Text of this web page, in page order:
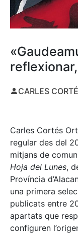
CARLES
Carles Cortés
regular des del
mitjans de
Hoja del Lunes,
Província
una primera
publicats entre
apartats que
configuren